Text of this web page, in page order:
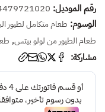
رقم الموديل:
الوسوم: طعام متكامل لطيور
طعام الطيور من لولو بيتس,
مشاركة: